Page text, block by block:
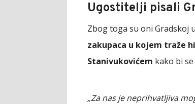
Ugostitelji pisali
Zbog toga su oni Gradskoj
zakupaca u kojem traže
Stanivukovićem kako bi
„Za nas je neprihvatljiva